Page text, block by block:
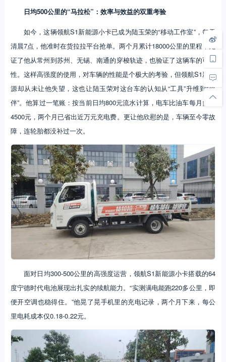
日均500公里的“马拉松”：效率与效益的双重考验
如今，这辆领航S1新能源小卡已成为陆玉荣的“移动工作室”，每天
清晨7点，他准时在货拉拉平台抢单。两个月累计18000公里的里程，见
证了他从常州到苏州、无锡、南通的穿梭轨迹，也验证了这辆车的可靠
性。这样高强度的使用，对车辆的性能是个极大的考验，但领航S1新能
源却从未让他失望，这也让陆玉荣对这台车的认知从“工具”升维到“伙
伴”。他算过一笔账：按当前日均800元流水计算，电车比油车每月多赚
4500元，两个月已省出近万元充电费。更让他欣慰的是，车辆至今零故
障，连轮胎都没补过一次。
面对日均300-500公里的高强度运营，领航S1新能源小卡搭载的64
度宁德时代电池展现出扎实的续航能力。“实测满电能跑220多公里，即
便开空调也稳得住。”他晃了晃手机里的充电记录，两个月下来，每公
里电耗成本仅0.18-0.22元。